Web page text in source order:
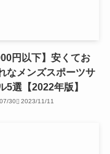
円以下】安くてお
なメンズスポーツサ
5選【2022年版】
30 2023/11/11